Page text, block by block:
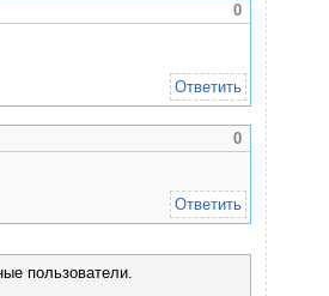
0
Ответить
0
Ответить
пользователи.